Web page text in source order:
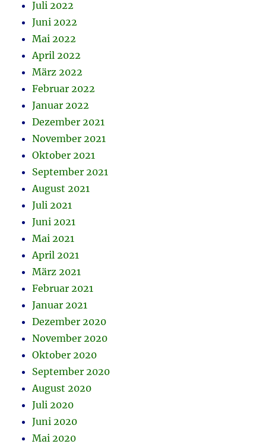
Juli 2022
Juni 2022
Mai 2022
April 2022
März 2022
Februar 2022
Januar 2022
Dezember 2021
November 2021
Oktober 2021
September 2021
August 2021
Juli 2021
Juni 2021
Mai 2021
April 2021
März 2021
Februar 2021
Januar 2021
Dezember 2020
November 2020
Oktober 2020
September 2020
August 2020
Juli 2020
Juni 2020
Mai 2020